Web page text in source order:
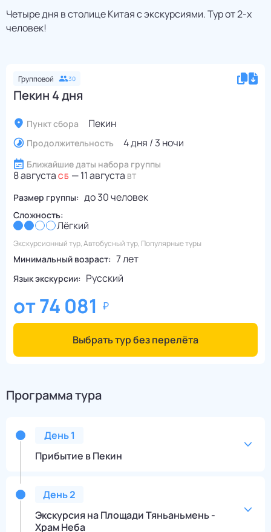
Четыре дня в столице Китая с экскурсиями. Тур от 2-х
человек!
Групповой 30
Пекин 4 дня
Пункт сбора Пекин
Продолжительность 4 дня / 3 ночи
Ближайшие даты набора группы
8 августа СБ —11 августа ВТ
Размер группы: до30человек
Сложность:
Лёгкий
Экскурсионный тур, Автобусный тур, Популярные туры
Минимальный возраст: 7 лет
Язык экскурсии: Русский
от74 081
Выбрать тур без перелёта
Программа тура
День1
Прибытие в Пекин
День2
Экскурсия на Площади Тяньаньмень -
Храм Неба